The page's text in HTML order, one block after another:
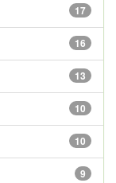
17
16
13
10
10
9